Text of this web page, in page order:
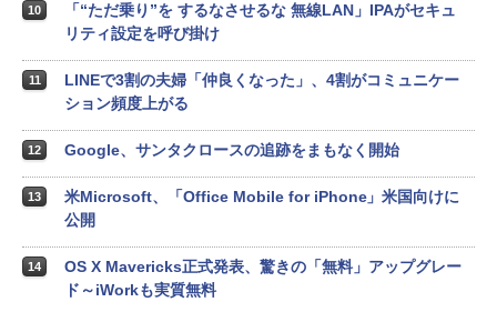
10
「“ただ乗り”を するなさせるな 無線LAN」IPAがセキュ
リティ設定を呼び掛け
11
LINEで3割の夫婦「仲良くなった」、4割がコミュニケー
ション頻度上がる
12 Google、サンタクロースの追跡をまもなく開始
13
米Microsoft、「Office Mobile for iPhone」米国向けに
公開
14
OS X Mavericks正式発表、驚きの「無料」アップグレー
ド～iWorkも実質無料